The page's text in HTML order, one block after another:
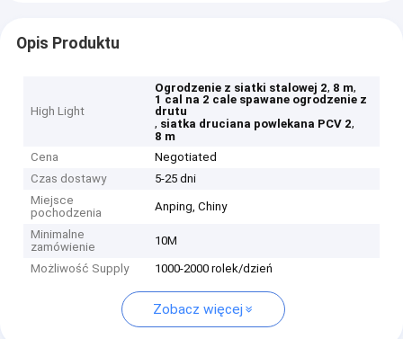
Opis Produktu
High Light
Ogrodzenie z siatki stalowej 2, 8 m,
1 cal na 2 cale spawane ogrodzenie z
drutu
, siatka druciana powlekana PCV 2,
8 m
Cena
Negotiated
Czas dostawy
5-25 dni
Miejsce
pochodzenia
Anping, Chiny
Minimalne
zamówienie
10M
Możliwość Supply 1000-2000 rolek/dzień
Zobacz więcej